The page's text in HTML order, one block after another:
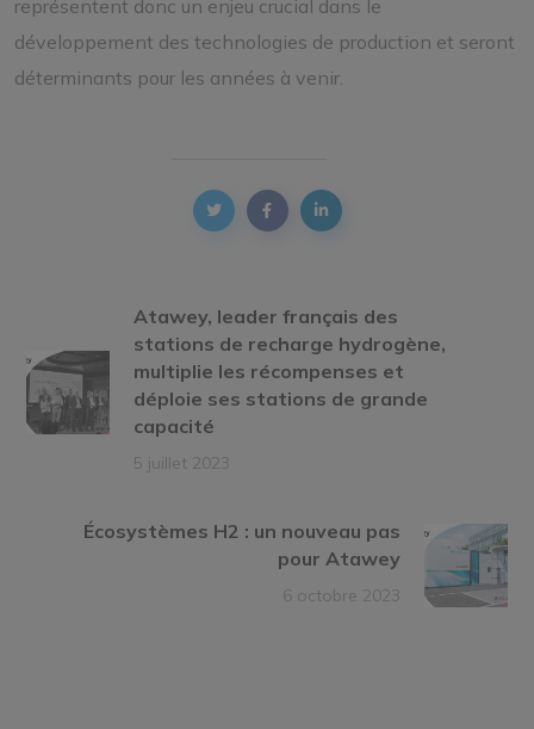
représentent donc un enjeu crucial dans le
développement des technologies de production et seront
déterminants pour les années à venir.
Atawey, leader français des
stations de recharge hydrogène,
multiplie les récompenses et
déploie ses stations de grande
capacité
5 juillet 2023
Écosystèmes H2 : un nouveau pas
pour Atawey
6 octobre 2023